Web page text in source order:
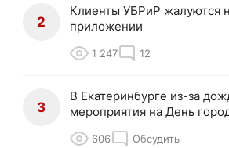
2
Клиенты УБРиР жалуются
приложении
1 247 12
3
В Екатеринбурге из-за
мероприятия на День
606 Обсудить